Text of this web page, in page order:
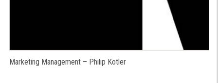
Marketing Management – Philip Kotler